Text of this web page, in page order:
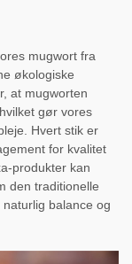
mugwort fra
økologiske
at mugworten
gør vores
Hvert stik er
for kvalitet
produkter kan
den traditionelle
balance og